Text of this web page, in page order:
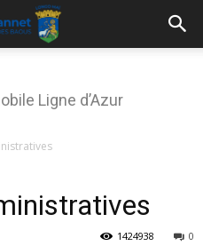
Ligne d’Azur
0
1424938